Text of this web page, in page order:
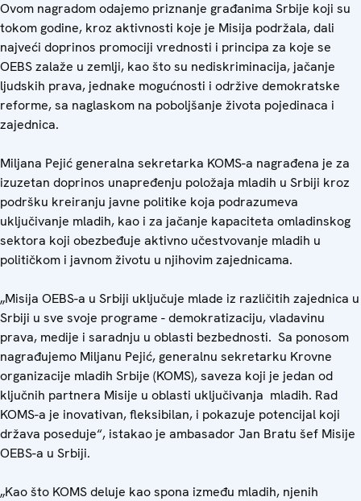
Ovom nagradom odajemo priznanje građanima Srbije koji su
tokom godine, kroz aktivnosti koje je Misija podržala, dali
najveći doprinos promociji vrednosti i principa za koje se
OEBS zalaže u zemlji, kao što su nediskriminacija, jačanje
ljudskih prava, jednake mogućnosti i održive demokratske
reforme, sa naglaskom na poboljšanje života pojedinaca i
zajednica.
Miljana Pejić generalna sekretarka KOMS-a nagrađena je za
izuzetan doprinos unapređenju položaja mladih u Srbiji kroz
podršku kreiranju javne politike koja podrazumeva
uključivanje mladih, kao i za jačanje kapaciteta omladinskog
sektora koji obezbeđuje aktivno učestvovanje mladih u
političkom i javnom životu u njihovim zajednicama.
„Misija OEBS-a u Srbiji uključuje mlade iz različitih zajednica u
Srbiji u sve svoje programe - demokratizaciju, vladavinu
prava, medije i saradnju u oblasti bezbednosti. Sa ponosom
nagrađujemo Miljanu Pejić, generalnu sekretarku Krovne
organizacije mladih Srbije (KOMS), saveza koji je jedan od
ključnih partnera Misije u oblasti uključivanja mladih. Rad
KOMS-a je inovativan, fleksibilan, i pokazuje potencijal koji
država poseduje“, istakao je ambasador Jan Bratu šef Misije
OEBS-a u Srbiji.
„Kao što KOMS deluje kao spona između mladih, njenih